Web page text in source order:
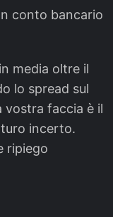
conto bancario
media oltre il
lo spread sul
vostra faccia è il
incerto.
ripiego